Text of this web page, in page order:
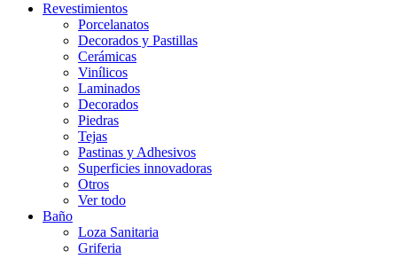
Revestimientos
Porcelanatos
Decorados y Pastillas
Cerámicas
Vinílicos
Laminados
Decorados
Piedras
Tejas
Pastinas y Adhesivos
Superficies innovadoras
Otros
Ver todo
Baño
Loza Sanitaria
Griferia